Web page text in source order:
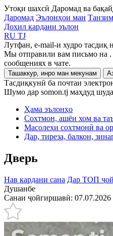
Утоқи шахсӣ Даромад ва
Даромад Эълонҳои ман
Дохил кардани эълон
RU TJ
Лутфан, e-mail-и худро тасдиқ
Мы отправили вам письмо на
сообщениях в чате.
Ташаккур, инро ман мекунам
Тасдиқкунӣ ба почтаи
Шумо дар somon.tj маҳдуд
Ҳама эълонҳо
Сохтмон, ашёи хом ва
Масолеҳи сохтмонӣ ва
Дар, тиреза, балкон,
Дверь
Нав кардани сана Дар ТОП
Душанбе
Санаи ҷойгиршавӣ: 07.07.2026